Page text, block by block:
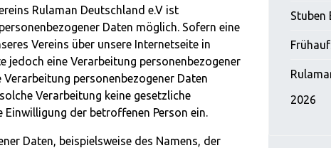
Rulaman Deutschland e.V ist
Daten möglich. Sofern eine
Vereins über unsere Internetseite in
jedoch eine Verarbeitung personenbezogener
personenbezogener Daten
Verarbeitung keine gesetzliche
Einwilligung der betroffenen Person ein.
Daten, beispielsweise des Namens, der
Stuben
2026